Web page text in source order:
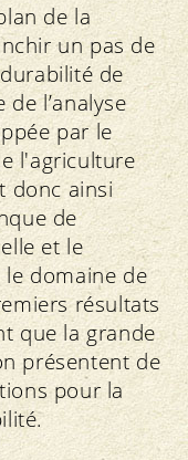
de la
un pas de
de
l’analyse
par le
l'agriculture
donc ainsi
de
et le
domaine de
résultats
que la grande
présentent de
pour la